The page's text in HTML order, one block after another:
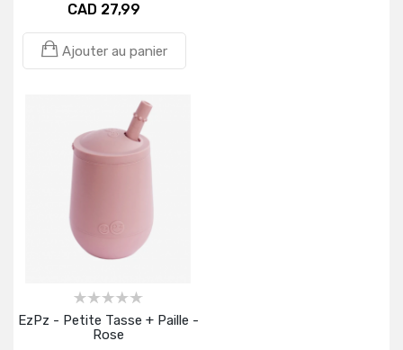
CAD 27,99
Ajouter au panier
EzPz - Petite Tasse + Paille -
Rose